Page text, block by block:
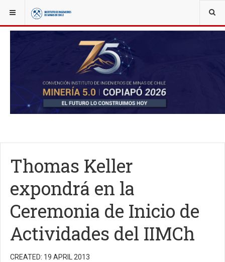
YOU ARE HERE: NOTICIAS
Thomas Keller
expondrá en la
Ceremonia de Inicio de
Actividades del IIMCh
CREATED: 19 APRIL 2013